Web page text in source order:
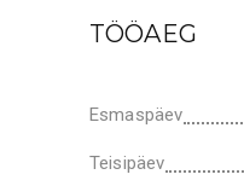
TÖÖAEG
Esmaspäev
Teisipäev